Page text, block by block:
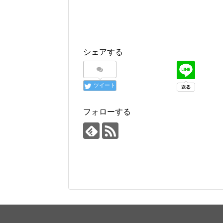
シェアする
ツイート
フォローする